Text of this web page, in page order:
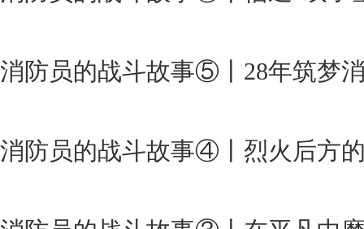
消防员的战斗故事⑤丨28年筑梦
消防员的战斗故事④丨烈火后方